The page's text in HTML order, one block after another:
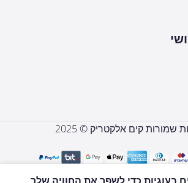
שמורות קים אלקטריק © 2025